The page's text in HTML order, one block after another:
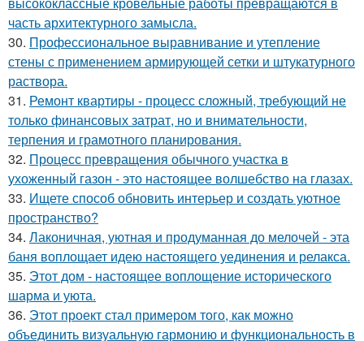
часть архитектурного замысла.
30. Профессиональное выравнивание и утепление
стены с применением армирующей сетки и штукатурного
раствора.
31. Ремонт квартиры - процесс сложный, требующий не
только финансовых затрат, но и внимательности,
терпения и грамотного планирования.
32. Процесс превращения обычного участка в
ухоженный газон - это настоящее волшебство на глазах.
33. Ищете способ обновить интерьер и создать уютное
пространство?
34. Лаконичная, уютная и продуманная до мелочей - эта
баня воплощает идею настоящего уединения и релакса.
35. Этот дом - настоящее воплощение исторического
шарма и уюта.
36. Этот проект стал примером того, как можно
объединить визуальную гармонию и функциональность в